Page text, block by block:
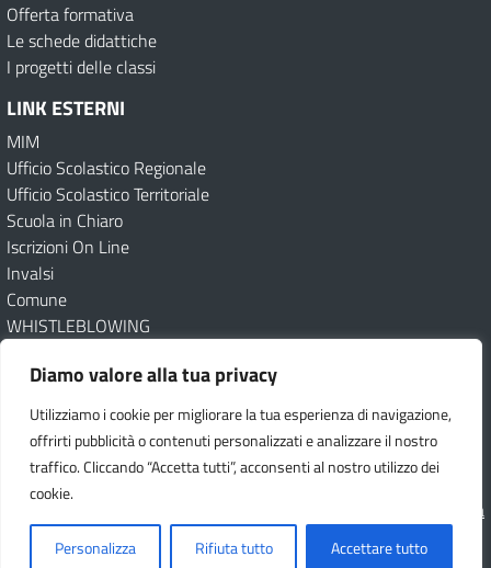
Diamo valore alla tua privacy
Utilizziamo i cookie per migliorare la tua esperienza di navigazione,
offrirti pubblicità o contenuti personalizzati e analizzare il nostro
traffico. Cliccando “Accetta tutti”, acconsenti al nostro utilizzo dei
cookie.
Personalizza Rifiuta tutto Accettare tutto
Offerta formativa
Le schede didattiche
I progetti delle classi
LINK ESTERNI
MIM
Ufficio Scolastico Regionale
Ufficio Scolastico Territoriale
Scuola in Chiaro
Iscrizioni On Line
Invalsi
Comune
WHISTLEBLOWING
Amministrazione TrasparenteAlbo onlineAlbo Sindacale
CircolariDichiarazione di accessibilitàObiettivi di accessibilità
FeedbackNote legaliPrivacy PolicyCookieUNINETTUNO
Idea e progetto di Designers Italia